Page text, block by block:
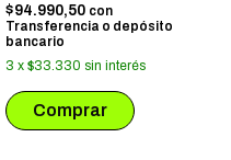
$94.990,50 con
Transferencia o depósito
bancario
3 x $33.330 sin interés